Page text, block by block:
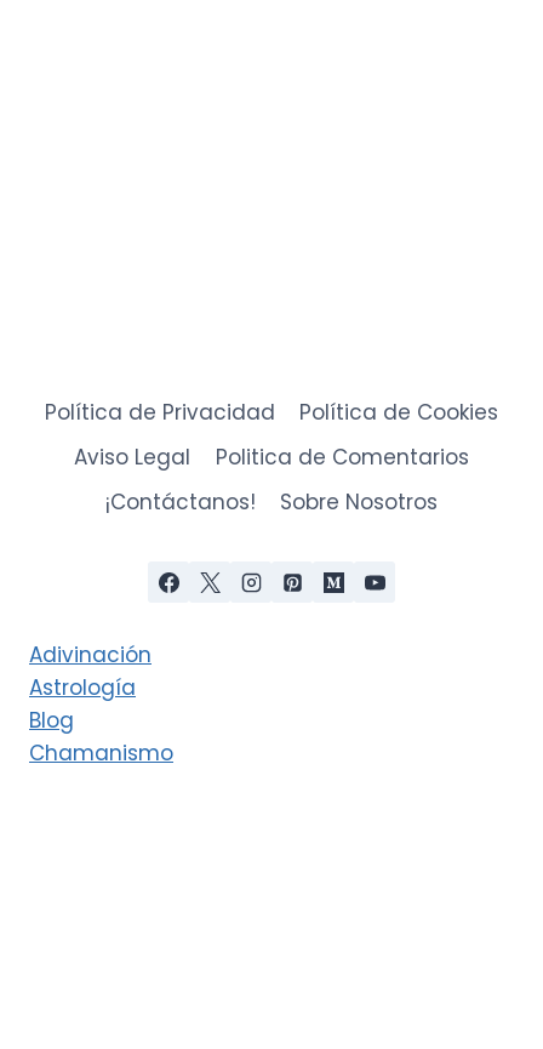
Política de Privacidad
Política de Cookies
Aviso Legal
Politica de Comentarios
¡Contáctanos!
Sobre Nosotros
Adivinación
Astrología
Blog
Chamanismo